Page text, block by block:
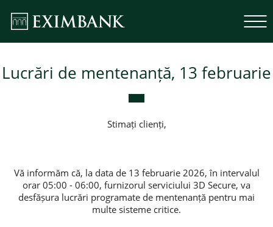
Lucrări de mentenanță, 13 februarie
Stimați clienți,
Vă informăm că, la data de 13 februarie 2026, în intervalul
orar 05:00 - 06:00, furnizorul serviciului 3D Secure, va
desfășura lucrări programate de mentenanță pentru mai
multe sisteme critice.